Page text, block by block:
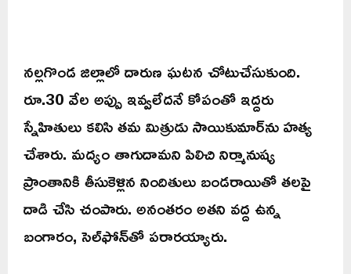
నల్లగొండ జిల్లాలో దారుణ ఘటన చోటుచేసుకుంది.
రూ.30 వేల అప్పు ఇవ్వలేదనే కోపంతో ఇద్దరు
స్నేహితులు కలిసి తమ మిత్రుడు సాయికుమార్‌ను హత్య
చేశారు. మద్యం తాగుదామని పిలిచి నిర్మానుష్య
ప్రాంతానికి తీసుకెళ్లిన నిందితులు బండరాయితో తలపై
దాడి చేసి చంపారు. అనంతరం అతని వద్ద ఉన్న
బంగారం, సెల్‌ఫోన్‌తో పరారయ్యారు.